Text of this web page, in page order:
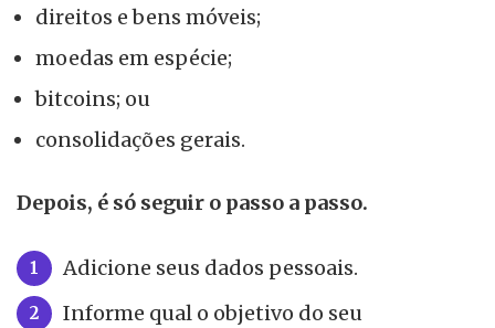
direitos e bens móveis;
moedas em espécie;
bitcoins; ou
consolidações gerais.
Depois, é só seguir o passo a passo.
Adicione seus dados pessoais.
Informe qual o objetivo do seu